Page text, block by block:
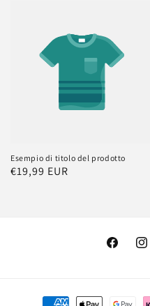
Esempio di titolo del prodotto
Prezzo
€19,99 EUR
Facebook
Metodi